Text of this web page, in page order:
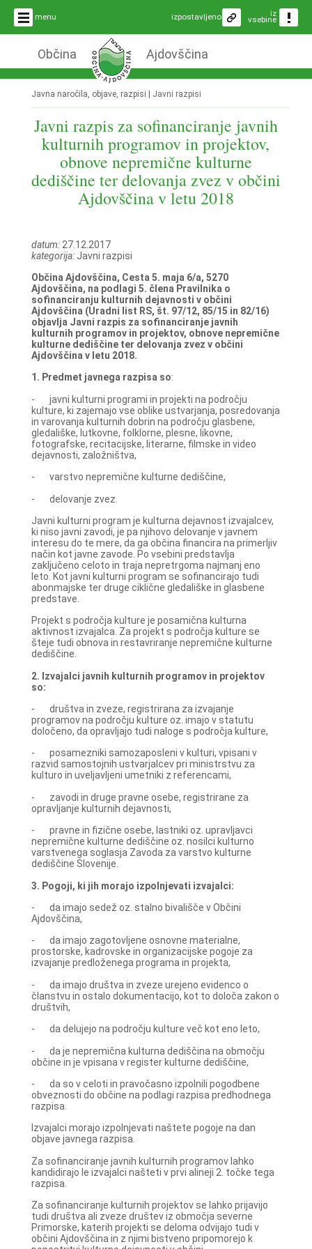
menu iz
vsebine
izpostavljeno
Občina Ajdovščina
Javna naročila, objave, razpisi | Javni razpisi
Javni razpis za sofinanciranje javnih
kulturnih programov in projektov,
obnove nepremične kulturne
dediščine ter delovanja zvez v občini
Ajdovščina v letu 2018
datum:27.12.2017
kategorija:Javni razpisi
Občina Ajdovščina, Cesta 5. maja 6/a, 5270
Ajdovščina, na podlagi 5. člena Pravilnika o
sofinanciranju kulturnih dejavnosti v občini
Ajdovščina (Uradni list RS, št. 97/12, 85/15 in 82/16)
objavlja Javni razpis za sofinanciranje javnih
kulturnih programov in projektov, obnove nepremične
kulturne dediščine ter delovanja zvez v občini
Ajdovščina v letu 2018.
1. Predmet javnega razpisa so:
- javni kulturni programi in projekti na področju
kulture, ki zajemajo vse oblike ustvarjanja, posredovanja
in varovanja kulturnih dobrin na področju glasbene,
gledališke, lutkovne, folklorne, plesne, likovne,
fotografske, recitacijske, literarne, filmske in video
dejavnosti, založništva,
- varstvo nepremične kulturne dediščine,
- delovanje zvez.
Javni kulturni program je kulturna dejavnost izvajalcev,
ki niso javni zavodi, je pa njihovo delovanje v javnem
interesu do te mere, da ga občina financira na primerljiv
način kot javne zavode. Po vsebini predstavlja
zaključeno celoto in traja nepretrgoma najmanj eno
leto. Kot javni kulturni program se sofinancirajo tudi
abonmajske ter druge ciklične gledališke in glasbene
predstave.
Projekt s področja kulture je posamična kulturna
aktivnost izvajalca. Za projekt s področja kulture se
šteje tudi obnova in restavriranje nepremične kulturne
dediščine.
2. Izvajalci javnih kulturnih programov in projektov
so:
- društva in zveze, registrirana za izvajanje
programov na področju kulture oz. imajo v statutu
določeno, da opravljajo tudi naloge s področja kulture,
- posamezniki samozaposleni v kulturi, vpisani v
razvid samostojnih ustvarjalcev pri ministrstvu za
kulturo in uveljavljeni umetniki z referencami,
- zavodi in druge pravne osebe, registrirane za
opravljanje kulturnih dejavnosti,
- pravne in fizične osebe, lastniki oz. upravljavci
nepremične kulturne dediščine oz. nosilci kulturno
varstvenega soglasja Zavoda za varstvo kulturne
dediščine Slovenije.
3. Pogoji, ki jih morajo izpolnjevati izvajalci:
- da imajo sedež oz. stalno bivališče v Občini
Ajdovščina,
- da imajo zagotovljene osnovne materialne,
prostorske, kadrovske in organizacijske pogoje za
izvajanje predloženega programa in projekta,
- da imajo društva in zveze urejeno evidenco o
članstvu in ostalo dokumentacijo, kot to določa zakon o
društvih,
- da delujejo na področju kulture več kot eno leto,
- da je nepremična kulturna dediščina na območju
občine in je vpisana v register kulturne dediščine,
- da so v celoti in pravočasno izpolnili pogodbene
obveznosti do občine na podlagi razpisa predhodnega
razpisa.
Izvajalci morajo izpolnjevati naštete pogoje na dan
objave javnega razpisa.
Za sofinanciranje javnih kulturnih programov lahko
kandidirajo le izvajalci našteti v prvi alineji 2. točke tega
razpisa.
Za sofinanciranje kulturnih projektov se lahko prijavijo
tudi društva ali zveze društev iz območja severne
Primorske, katerih projekti se deloma odvijajo tudi v
občini Ajdovščina in z njimi bistveno pripomorejo k